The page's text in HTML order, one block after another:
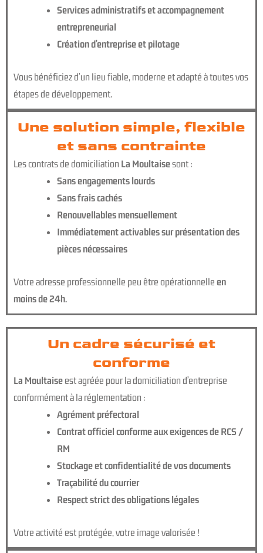
Services administratifs et accompagnement
entrepreneurial
Création d’entreprise et pilotage
Vous bénéficiez d’un lieu fiable, moderne et adapté à toutes vos
étapes de développement.
Une solution simple, flexible
et sans contrainte
Les contrats de domiciliation La Moultaisesont :
Sans engagements lourds
Sans frais cachés
Renouvellables mensuellement
Immédiatement activables sur présentation des
pièces nécessaires
Votre adresse professionnelle peu être opérationnelle en
moins de 24h.
Un cadre sécurisé et
conforme
La Moultaise est agréée pour la domiciliation d’entreprise
conformément à la réglementation :
Agrément préfectoral
Contrat officiel conforme aux exigences de RCS /
RM
Stockage et confidentialité de vos documents
Traçabilité du courrier
Respect strict des obligations légales
Votre activité est protégée, votre image valorisée !